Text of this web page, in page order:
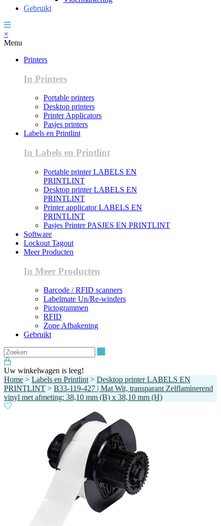
Gebruikt
×
Menu
Printers
In Printers
Portable printers
Desktop printers
Printer Applicators
Pasjes printers
Labels en Printlint
In Labels en Printlint
Portable printer LABELS EN
PRINTLINT
Desktop printer LABELS EN
PRINTLINT
Printer applicator LABELS EN
PRINTLINT
Pasjes Printer PASJES EN PRINTLINT
Software
Lockout Tagout
Meer Producten
In Meer Producten
Barcode / RFID scanners
Labelmate Un/Re-winders
Pictogrammen
RFID
Zone Afbakening
Gebruikt
Uw winkelwagen is leeg!
Home > Labels en Printlint > Desktop printer LABELS EN
PRINTLINT > B33-119-427 | Mat Wit, transparant Zelflaminerend
vinyl met afmeting: 38,10 mm (B) x 38,10 mm (H)